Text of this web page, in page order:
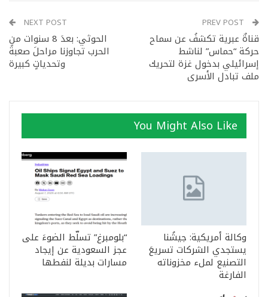
قناةٌ عبرية تكشفُ عن سماح
حركة “حماس” لناشط
إسرائيلي بدخول غزة لتحريك
ملف تبادل الأسرى
NEXT POST
الحوثي: بعدَ 8 سنوات من
الحرب تجاوزنا مراحلَ صعبةً
وتحدياتٍ كبيرة
You Might Also Like
وكالة أمريكية: جيشُنا
يستجدي الشركات تسريعَ
التصنيع لملء مخزوناته
الفارغة
“بلومبرغ” تسلّط الضوءَ على
عجز السعودية عن إيجاد
مسارات بديلة لنفطها